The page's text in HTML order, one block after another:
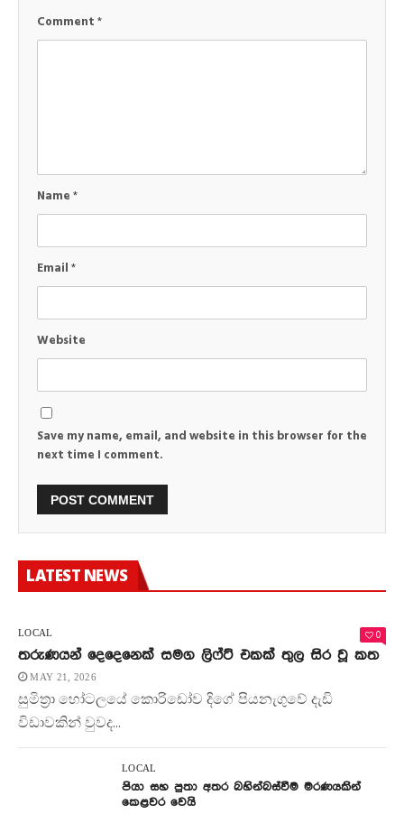
Comment*
Name*
Email*
Website
Save my name, email, and website in this browser for the
next time I comment.
LATEST NEWS
LOCAL 0
තරුණයන් දෙදෙනෙක් සමග ලිෆ්ට් එකක් තුල සිර වූ කත
MAY 21, 2026
සුමිත්‍රා හෝටලයේ කොරිඩෝව දිගේ පියනැගුවේ දැඩි
විඩාවකින් වුවද...
LOCAL
පියා සහ පුතා අතර බහින්බස්වීම මරණයකින්
කෙළවර වෙයි